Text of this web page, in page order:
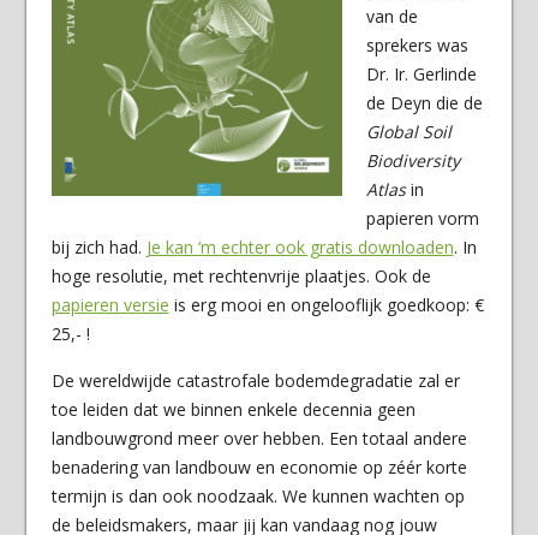
van de
sprekers was
Dr. Ir. Gerlinde
de Deyn die de
Global Soil
Biodiversity
Atlasin
papieren vorm
bij zich had. Je kan ‘m echter ook gratis downloaden. In
hoge resolutie, met rechtenvrije plaatjes. Ook de
papieren versie is erg mooi en ongelooflijk goedkoop: €
25,- !
De wereldwijde catastrofale bodemdegradatie zal er
toe leiden dat we binnen enkele decennia geen
landbouwgrond meer over hebben. Een totaal andere
benadering van landbouw en economie op zéér korte
termijn is dan ook noodzaak. We kunnen wachten op
de beleidsmakers, maar jij kan vandaag nog jouw